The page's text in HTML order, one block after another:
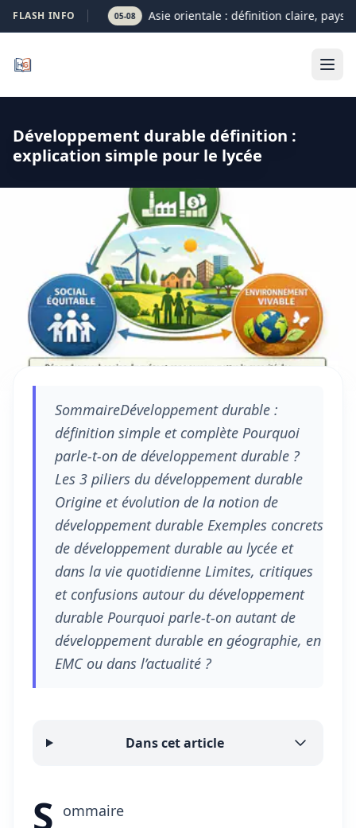
FLASH INFO 05-08 Asie orientale : définition claire, pays
Développement durable définition :
explication simple pour le lycée
SommaireDéveloppement durable :
définition simple et complète Pourquoi
parle-t-on de développement durable ?
Les 3 piliers du développement durable
Origine et évolution de la notion de
développement durable Exemples concrets
de développement durable au lycée et
dans la vie quotidienne Limites, critiques
et confusions autour du développement
durable Pourquoi parle-t-on autant de
développement durable en géographie, en
EMC ou dans l’actualité ?
Dans cet article
S ommaire